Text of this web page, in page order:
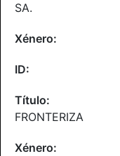
SA.
FRONTERIZA